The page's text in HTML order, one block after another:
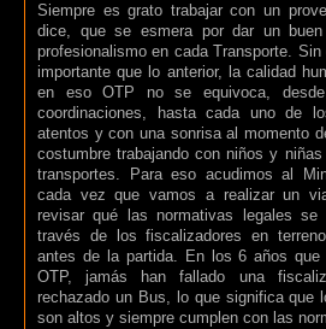
Siempre es grato trabajar con un
dice, que se esmera por dar un
profesionalismo en cada Transporte.
importante que lo anterior, la calidad
en eso OTP no se equivoca,
coordinaciones, hasta cada uno de
atentos y con una sonrisa al momento
costumbre trabajando con niños y
transportes. Para eso acudimos al
cada vez que vamos a realizar un
revisar qué las normativas legales
través de los fiscalizadores en
antes de la partida. En los 6 años que
OTP, jamás han fallado una
rechazado un Bus, lo que significa que
son altos y siempre cumplen con las